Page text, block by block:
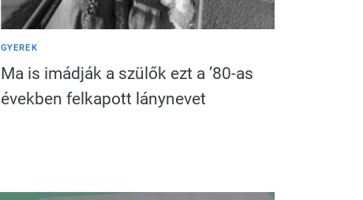
GYEREK
Ma is imádják a szülők ezt a ’80-as
években felkapott lánynevet